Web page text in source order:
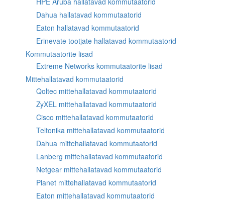
Dahua hallatavad kommutaatorid
Eaton hallatavad kommutaatorid
Erinevate tootjate hallatavad kommutaatorid
Kommutaatorite lisad
Extreme Networks kommutaatorite lisad
Mittehallatavad kommutaatorid
Qoltec mittehallatavad kommutaatorid
ZyXEL mittehallatavad kommutaatorid
Cisco mittehallatavad kommutaatorid
Teltonika mittehallatavad kommutaatorid
Dahua mittehallatavad kommutaatorid
Lanberg mittehallatavad kommutaatorid
Netgear mittehallatavad kommutaatorid
Planet mittehallatavad kommutaatorid
Eaton mittehallatavad kommutaatorid